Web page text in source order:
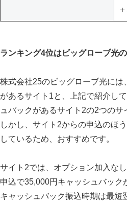
ランキング4位はビッグローブ光
株式会社25のビッグローブ光に
があるサイト1と、上記で紹介し
ュバックがあるサイト2の2つのサ
しかし、サイト2からの申込のほ
しているため、おすすめです。
サイト2では、オプション加入な
申込で35,000円キャッシュバック
キャッシュバック振込時期は最短